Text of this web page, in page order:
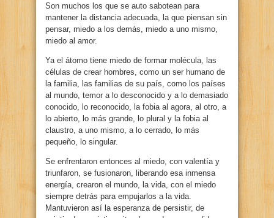
Son muchos los que se auto sabotean para
mantener la distancia adecuada, la que piensan sin
pensar, miedo a los demás, miedo a uno mismo,
miedo al amor.
Ya el átomo tiene miedo de formar molécula, las
células de crear hombres, como un ser humano de
la familia, las familias de su país, como los países
al mundo, temor a lo desconocido y a lo demasiado
conocido, lo reconocido, la fobia al agora, al otro, a
lo abierto, lo más grande, lo plural y la fobia al
claustro, a uno mismo, a lo cerrado, lo más
pequeño, lo singular.
Se enfrentaron entonces al miedo, con valentía y
triunfaron, se fusionaron, liberando esa inmensa
energía, crearon el mundo, la vida, con el miedo
siempre detrás para empujarlos a la vida.
Mantuvieron así la esperanza de persistir, de